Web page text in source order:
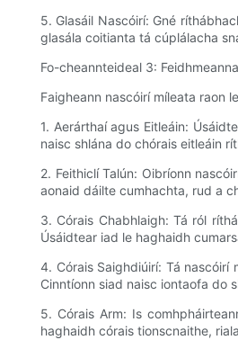
5. Glasáil Nascóirí: Gné
glasála coitianta tá cúplálacha
Fo-cheannteideal 3:
Faigheann nascóirí míleata raon
1. Aerárthaí agus Eitleáin:
naisc shlána do chórais eitleáin
2. Feithiclí Talún: Oibríonn
aonaid dáilte cumhachta, rud a
3. Córais Chabhlaigh: Tá ról
Úsáidtear iad le haghaidh
4. Córais Saighdiúirí: Tá
Cinntíonn siad naisc iontaofa do
5. Córais Arm: Is
haghaidh córais tionscnaithe,